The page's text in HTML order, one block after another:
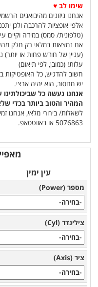
שימו לב ♥
אנחנו ניזונים מהיבואנים
אלפי אופציות להרכבה ולכן
(טלפונית/ סמס) במידה וקיים
אם נמצאות במלאי רק חלק
(עניין של חודש פחות או
עלות! (כמובן, לפי תיאום)
חשוב להדגיש, כל האופטיקות
יש מחסור, הוא יהיה ארצי.
אנחנו נעשה כל
המהיר והטוב ביותר בכדי
5076863 או באווטסאפ.
עין ימין
מספר (Power)
צילינדר (Cyl)
ציר (Axis)